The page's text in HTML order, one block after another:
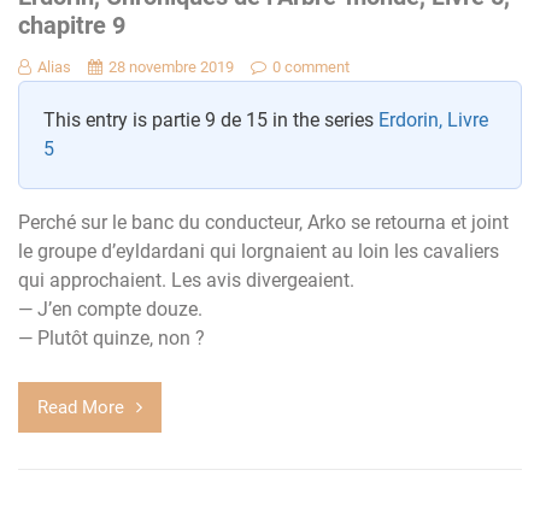
chapitre 9
Alias 28 novembre 2019 0 comment
This entry is partie 9 de 15 in the series Erdorin, Livre
5
Perché sur le banc du conducteur, Arko se retourna et joint
le groupe d’eyldardani qui lorgnaient au loin les cavaliers
qui approchaient. Les avis divergeaient.
— J’en compte douze.
— Plutôt quinze, non ?
Read More